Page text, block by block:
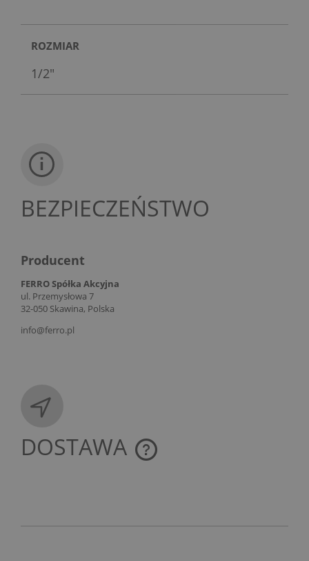
ROZMIAR
1/2"
BEZPIECZEŃSTWO
Producent
FERRO Spółka Akcyjna
ul. Przemysłowa 7
32-050 Skawina, Polska
info@ferro.pl
DOSTAWA
CENA NIE ZAWIERA EWENTUALNYCH KOSZTÓW